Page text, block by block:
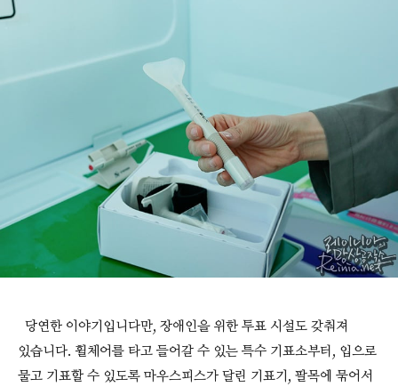
당연한 이야기입니다만, 장애인을 위한 투표 시설도 갖춰져
있습니다. 휠체어를 타고 들어갈 수 있는 특수 기표소부터, 입으로
물고 기표할 수 있도록 마우스피스가 달린 기표기, 팔목에 묶어서